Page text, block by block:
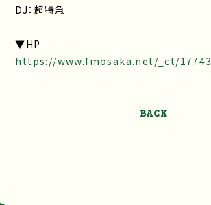
DJ：超特急
▼HP
https://www.fmosaka.net/_ct/
BACK